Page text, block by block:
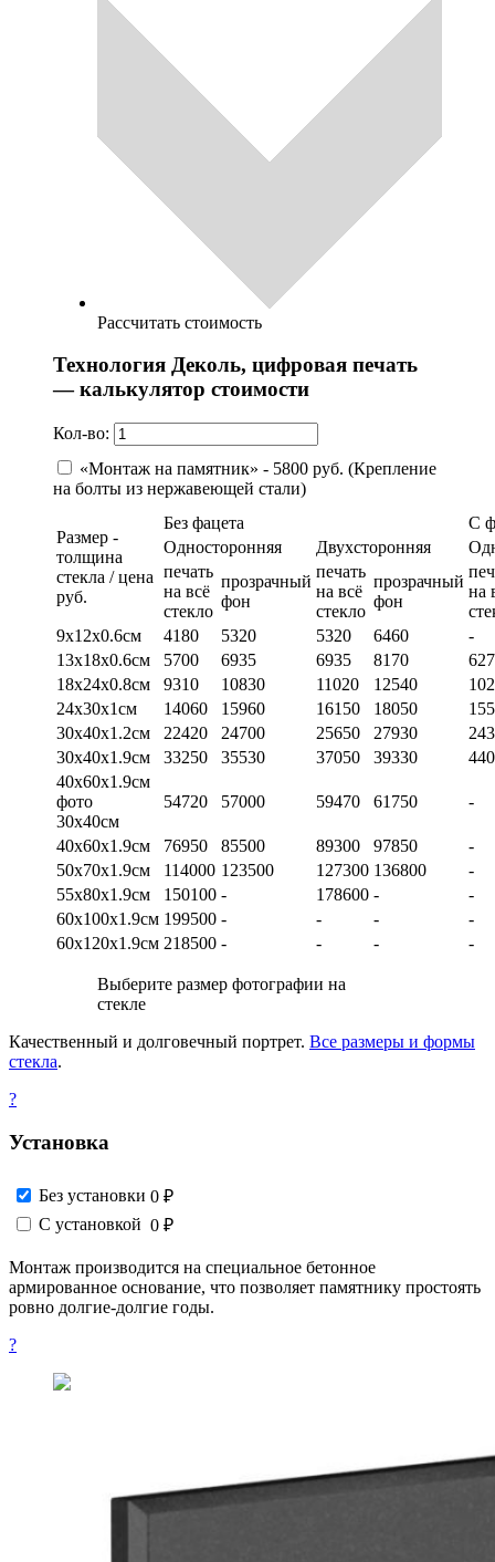
Рассчитать стоимость
Технология Деколь, цифровая печать
— калькулятор стоимости
Кол-во:
«Монтаж на памятник» - 5800 руб. (Крепление
на болты из нержавеющей стали)
Размер -
толщина
стекла / цена
руб.
Без фацета
С
Односторонняя
Двухсторонняя
печать
на всё
стекло
прозрачный
фон
печать
на всё
стекло
прозрачный
фон
на
9х12х0.6см
4180 5320 5320 6460
-
13х18х0.6см
5700 6935 6935 8170
18х24х0.8см
9310 10830 11020 12540
24х30х1см
14060 15960 16150 18050
30х40х1.2см
22420 24700 25650 27930
30х40х1.9см
33250 35530 37050 39330
40х60х1.9см
фото
30х40см
54720 57000 59470 61750 -
40х60х1.9см 76950 85500 89300 97850
-
50х70х1.9см
114000 123500 127300 136800
-
55х80х1.9см
150100 - 178600 -
-
60х100х1.9см 199500 - - -
-
60х120х1.9см 218500 - - - -
Выберите размер фотографии на
стекле
Качественный и долговечный портрет. Все размеры и формы
стекла.
?
Установка
Без установки 0 ₽
С установкой 0 ₽
Монтаж производится на специальное бетонное
армированное основание, что позволяет памятнику простоять
ровно долгие-долгие годы.
?